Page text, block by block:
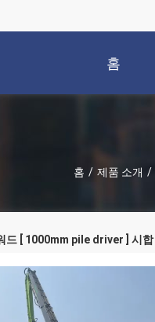
홈
홈 / 제품 소개 /
드 [ 1000mm pile driver ] 시합